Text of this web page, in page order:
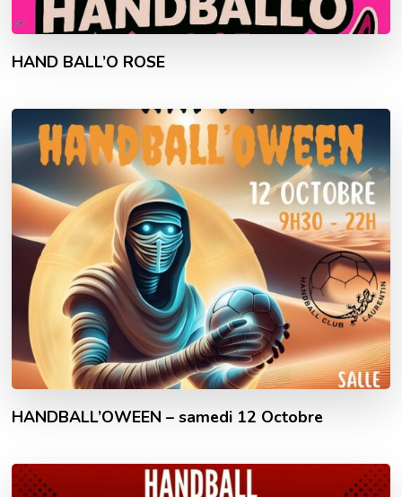
HAND BALL’O ROSE
HANDBALL’OWEEN – samedi 12 Octobre